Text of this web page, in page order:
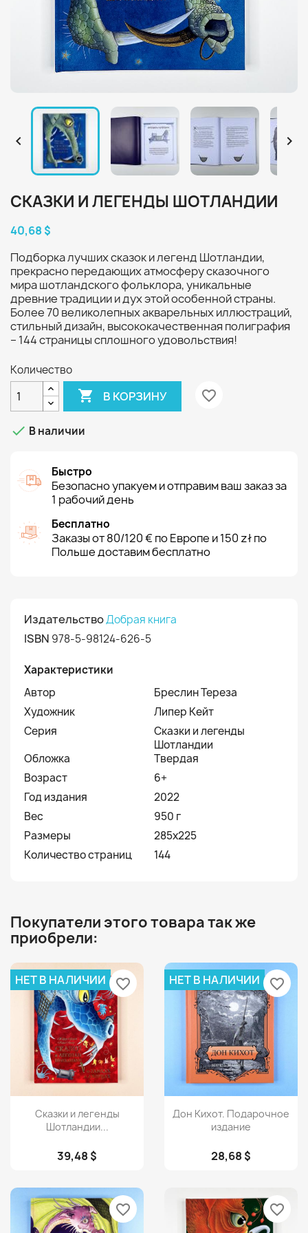
 
СКАЗКИ И ЛЕГЕНДЫ ШОТЛАНДИИ
40,68 $
Подборка лучших сказок и легенд Шотландии,
прекрасно передающих атмосферу сказочного
мира шотландского фольклора, уникальные
древние традиции и дух этой особенной страны.
Более 70 великолепных акварельных иллюстраций,
стильный дизайн, высококачественная полиграфия
– 144 страницы сплошного удовольствия!
Количество
 В КОРЗИНУ favorite_border
 В наличии
Быстро
Безопасно упакуем и отправим ваш заказ за
1 рабочий день
Бесплатно
Заказы от 80/120 € по Европе и 150 zł по
Польше доставим бесплатно
ИздательствоДобрая книга
ISBN 978-5-98124-626-5
Характеристики
Автор
Бреслин Тереза
Художник
Липер Кейт
Серия
Сказки и легенды
Шотландии
Обложка
Твердая
Возраст
6+
Год издания
2022
Вес
950 г
Размеры
285x225
Количество страниц
144
Покупатели этого товара так же
приобрели:
Просмотр
Сказки и легенды
Шотландии...
39,48 $
НЕТ В НАЛИЧИИ favorite_border
Просмотр
Дон Кихот. Подарочное
издание
28,68 $
НЕТ В НАЛИЧИИ favorite_border
favorite_border favorite_border